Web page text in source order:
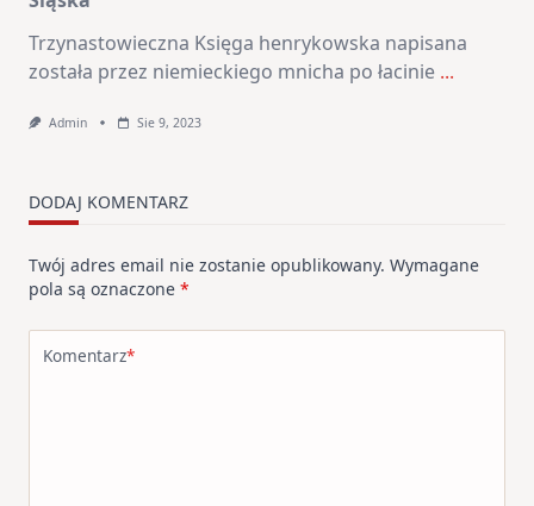
Trzynastowieczna Księga henrykowska napisana
została przez niemieckiego mnicha po łacinie ...
Admin Sie 9, 2023
DODAJ KOMENTARZ
Twój adres email nie zostanie opublikowany. Wymagane
pola są oznaczone *
Komentarz*